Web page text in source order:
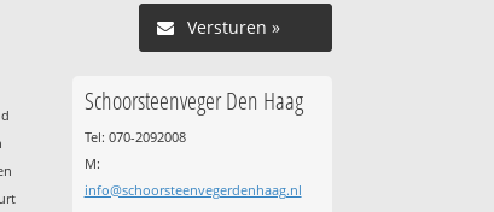
Versturen »
Schoorsteenveger Den Haag
Tel: 070-2092008
M:
info@schoorsteenvegerdenhaag.nl